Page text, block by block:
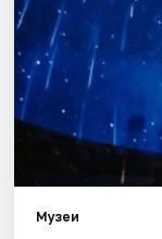
Квесты
Экскурсии
Спорт
События
Музеи